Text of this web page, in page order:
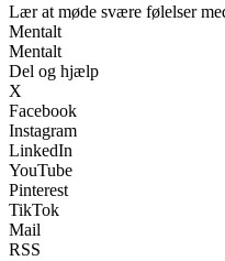
Lær at møde svære følelser
Mentalt
Mentalt
Del og hjælp
X
Facebook
Instagram
LinkedIn
YouTube
Pinterest
TikTok
Mail
RSS